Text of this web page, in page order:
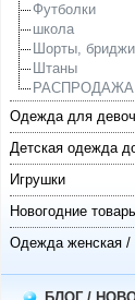
Футболки
школа
Шорты, бриджи
Штаны
РАСПРОДАЖА
Одежда для
Детская одежда
Игрушки
Новогодние
Одежда женская /